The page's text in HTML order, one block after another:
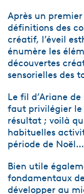
Après un
définitions des
créatif, l’éveil
énumère les
découvertes
sensorielles des
Le fil d’Ariane de
faut privilégier le
résultat ; voilà
habituelles
période de Noël…
Bien utile
fondamentaux
développer au